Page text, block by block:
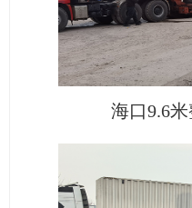
海口9.6